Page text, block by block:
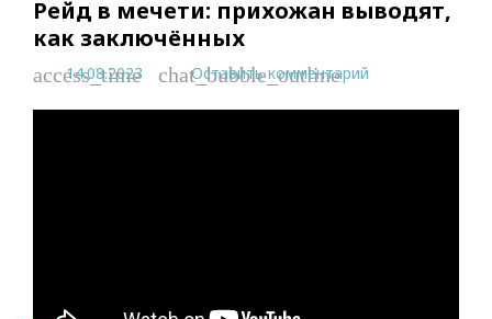
Рейд в мечети: прихожан выводят,
как заключённых
access_time
14.08.2023 chat_bubble_outline
Оставить комментарий